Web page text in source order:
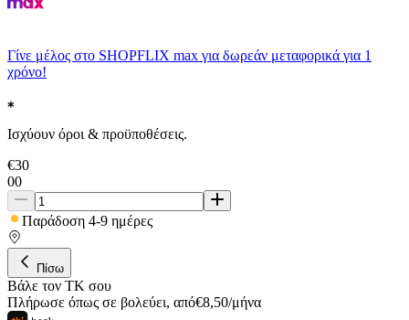
Γίνε μέλος στο SHOPFLIX max για δωρεάν μεταφορικά για 1
χρόνο!
Ισχύουν όροι & προϋποθέσεις.
€30
00
Παράδοση 4-9 ημέρες
Πίσω
Βάλε τον ΤΚ σου
Πλήρωσε όπως σε βολεύει, από€8,50/μήνα